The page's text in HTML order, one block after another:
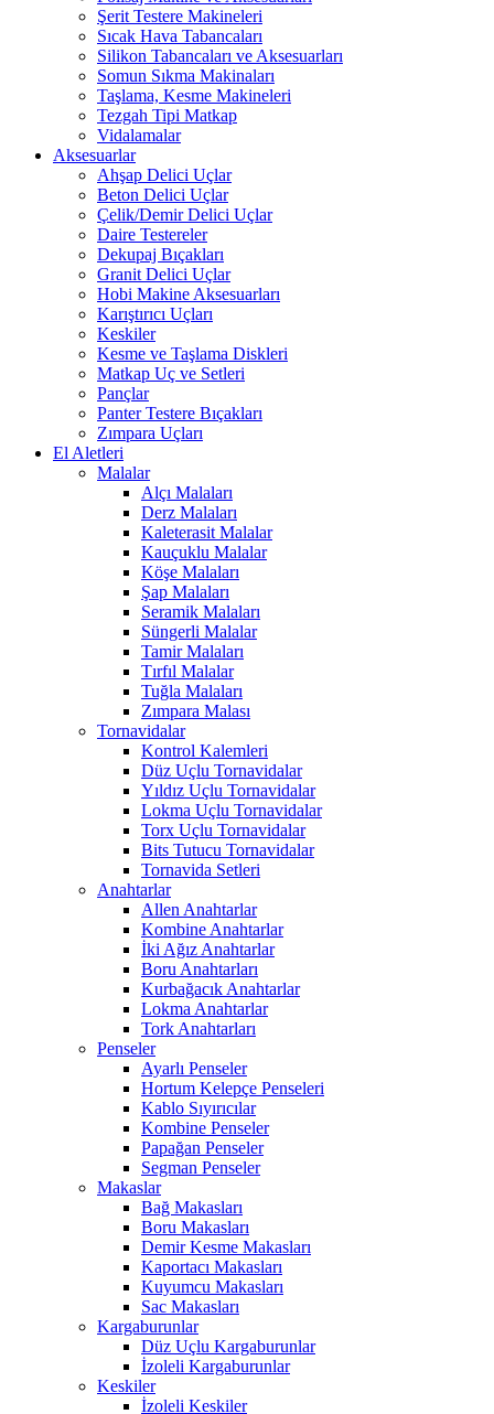
Şerit Testere Makineleri
Sıcak Hava Tabancaları
Silikon Tabancaları ve Aksesuarları
Somun Sıkma Makinaları
Taşlama, Kesme Makineleri
Tezgah Tipi Matkap
Vidalamalar
Aksesuarlar
Ahşap Delici Uçlar
Beton Delici Uçlar
Çelik/Demir Delici Uçlar
Daire Testereler
Dekupaj Bıçakları
Granit Delici Uçlar
Hobi Makine Aksesuarları
Karıştırıcı Uçları
Keskiler
Kesme ve Taşlama Diskleri
Matkap Uç ve Setleri
Pançlar
Panter Testere Bıçakları
Zımpara Uçları
El Aletleri
Malalar
Alçı Malaları
Derz Malaları
Kaleterasit Malalar
Kauçuklu Malalar
Köşe Malaları
Şap Malaları
Seramik Malaları
Süngerli Malalar
Tamir Malaları
Tırfıl Malalar
Tuğla Malaları
Zımpara Malası
Tornavidalar
Kontrol Kalemleri
Düz Uçlu Tornavidalar
Yıldız Uçlu Tornavidalar
Lokma Uçlu Tornavidalar
Torx Uçlu Tornavidalar
Bits Tutucu Tornavidalar
Tornavida Setleri
Anahtarlar
Allen Anahtarlar
Kombine Anahtarlar
İki Ağız Anahtarlar
Boru Anahtarları
Kurbağacık Anahtarlar
Lokma Anahtarlar
Tork Anahtarları
Penseler
Ayarlı Penseler
Hortum Kelepçe Penseleri
Kablo Sıyırıcılar
Kombine Penseler
Papağan Penseler
Segman Penseler
Makaslar
Bağ Makasları
Boru Makasları
Demir Kesme Makasları
Kaportacı Makasları
Kuyumcu Makasları
Sac Makasları
Kargaburunlar
Düz Uçlu Kargaburunlar
İzoleli Kargaburunlar
Keskiler
İzoleli Keskiler